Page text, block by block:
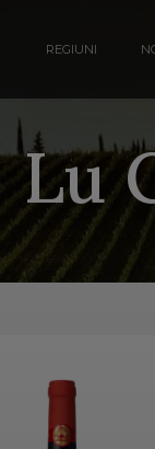
REGIUNI
Lu